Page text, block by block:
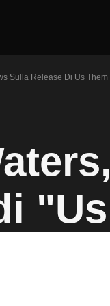
Sulla Release Di Us Them